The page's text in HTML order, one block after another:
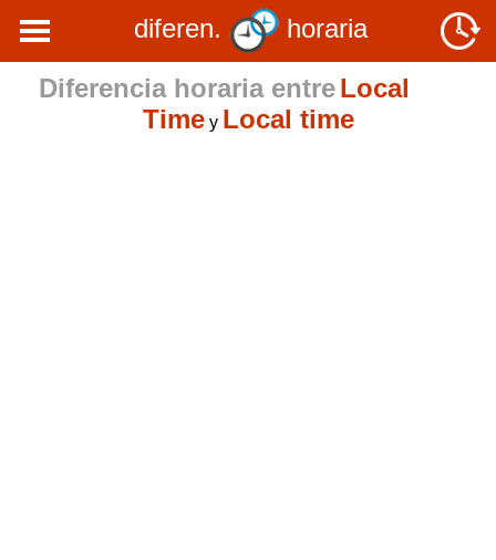
diferen.
horaria
Diferencia horaria entre Local
Timey Local time